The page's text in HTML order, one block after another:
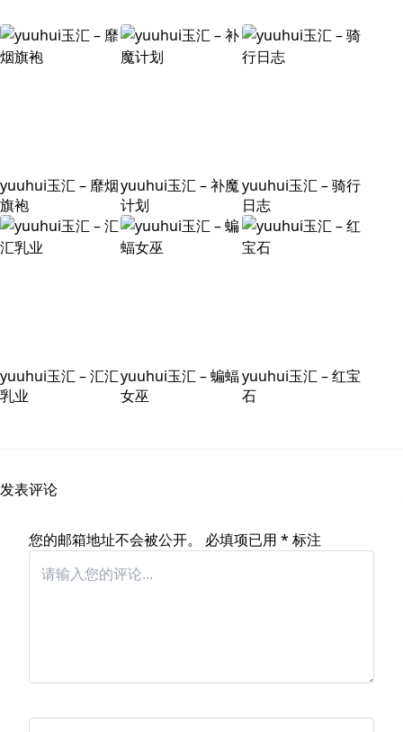
yuuhui玉汇 – 靡烟
旗袍
yuuhui玉汇 – 补魔
计划
yuuhui玉汇 – 骑行
日志
yuuhui玉汇 – 汇汇
乳业
yuuhui玉汇 – 蝙蝠
女巫
yuuhui玉汇 – 红宝
石
发表评论
您的邮箱地址不会被公开。 必填项已用 * 标注